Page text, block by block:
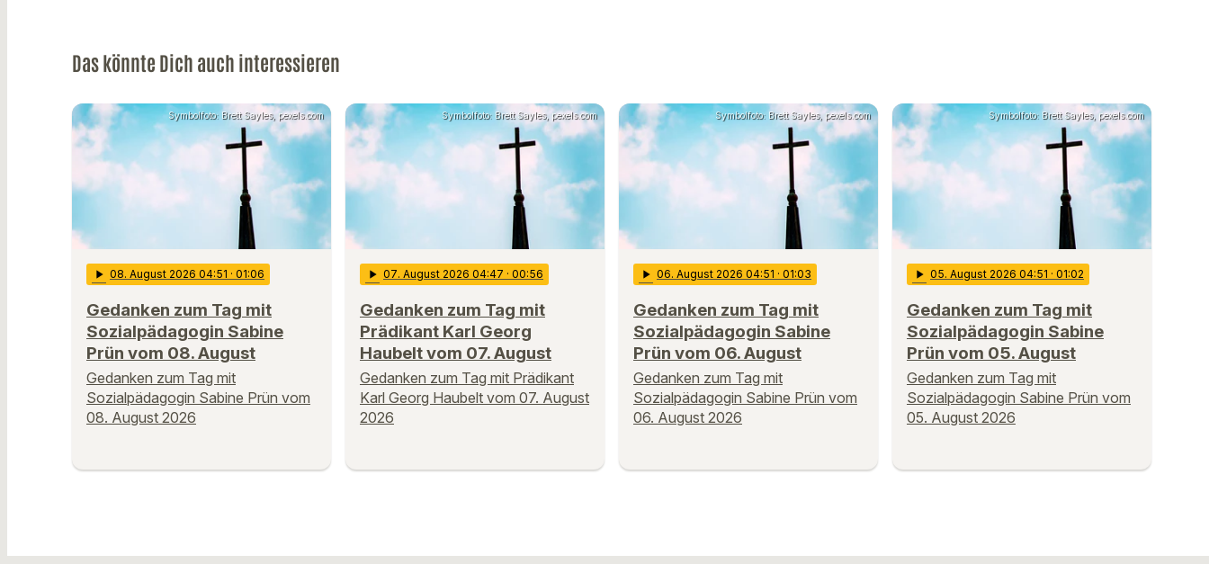
Das könnte Dich auch interessieren
Symbolfoto: Brett Sayles, pexels.com
play_arrow 08. August 2026 04:51 · 01:06
Gedanken zum Tag mit
Sozialpädagogin Sabine
Prün vom 08. August
Gedanken zum Tag mit
Sozialpädagogin Sabine Prün vom
08. August 2026
Symbolfoto: Brett Sayles, pexels.com
play_arrow 07. August 2026 04:47 · 00:56
Gedanken zum Tag mit
Prädikant Karl Georg
Haubelt vom 07. August
Gedanken zum Tag mit Prädikant
Karl Georg Haubelt vom 07. August
2026
Symbolfoto: Brett Sayles, pexels.com
play_arrow 06. August 2026 04:51 · 01:03
Gedanken zum Tag mit
Sozialpädagogin Sabine
Prün vom 06. August
Gedanken zum Tag mit
Sozialpädagogin Sabine Prün vom
06. August 2026
Symbolfoto: Brett Sayles, pexels.com
play_arrow 05. August 2026 04:51 · 01:02
Gedanken zum Tag mit
Sozialpädagogin Sabine
Prün vom 05. August
Gedanken zum Tag mit
Sozialpädagogin Sabine Prün vom
05. August 2026